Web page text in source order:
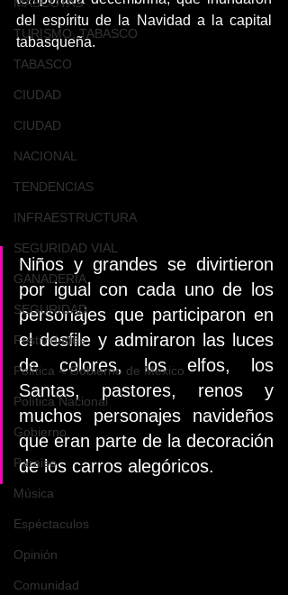
TURISMO, TABASCO
TABASCO
CIUDAD
CIUDAD
NACIONAL
TENDENCIAS
INFRAESTRUCTURA
SEGURIDAD VIAL
GANADERIA
SEGURIDAD
Festividades
Política < Gobierno de México
Política Nacional
Gobierno
Paraiso
Música
Espéctaculos
Opinión
Comunidad
del espíritu de la Navidad a la capital
tabasqueña.
Niños y grandes se divirtieron
por igual con cada uno de los
personajes que participaron en
el desfile y admiraron las luces
de colores, los elfos, los
Santas, pastores, renos y
muchos personajes navideños
que eran parte de la decoración
de los carros alegóricos.